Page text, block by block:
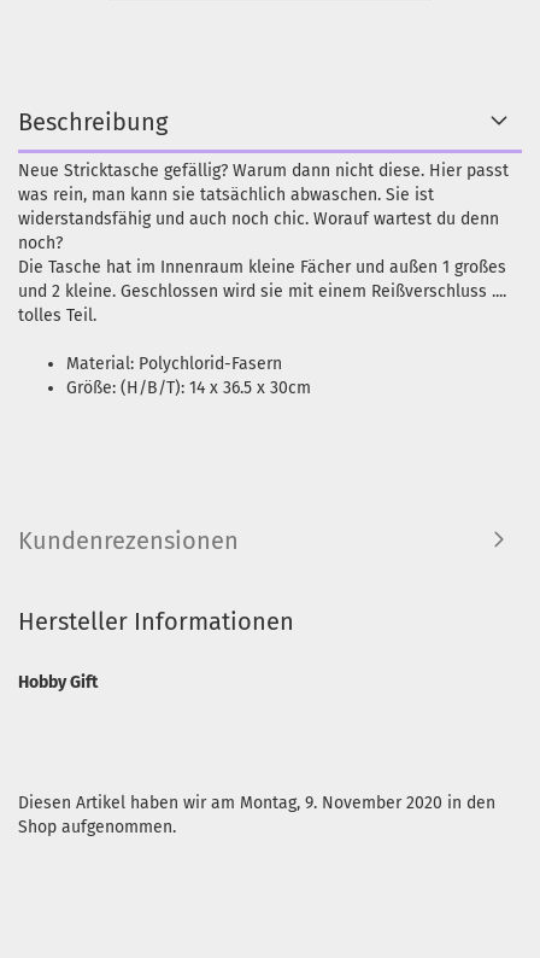
Beschreibung
Neue Stricktasche gefällig? Warum dann nicht diese. Hier passt
was rein, man kann sie tatsächlich abwaschen. Sie ist
widerstandsfähig und auch noch chic. Worauf wartest du denn
noch?
Die Tasche hat im Innenraum kleine Fächer und außen 1 großes
und 2 kleine. Geschlossen wird sie mit einem Reißverschluss ....
tolles Teil.
Material: Polychlorid-Fasern
Größe: (H/B/T): 14 x 36.5 x 30cm
Kundenrezensionen
Hersteller Informationen
Hobby Gift
Diesen Artikel haben wir am Montag, 9. November 2020 in den
Shop aufgenommen.